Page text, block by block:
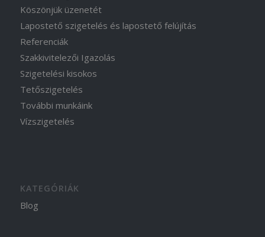
Köszönjük üzenetét
Lapostető szigetelés és lapostető felújítás
Referenciák
Szakkivitelezői Igazolás
Szigetelési kisokos
Tetőszigetelés
További munkáink
Vízszigetelés
KATEGÓRIÁK
Blog